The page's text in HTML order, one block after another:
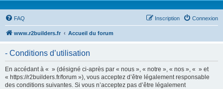
FAQ Connexion
Inscription
www.r2builders.fr Accueil du forum
- Conditions d’utilisation
En accédant à « » (désigné ci-après par « nous », « notre », « nos », « » et
« https://r2builders.fr/forum »), vous acceptez d’être légalement responsable
des conditions suivantes. Si vous n’acceptez pas d’être légalement